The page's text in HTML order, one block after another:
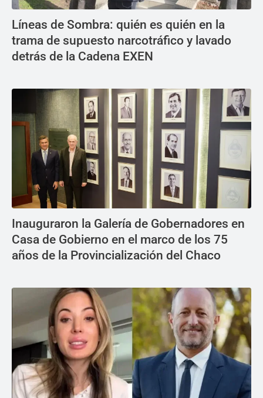
Líneas de Sombra: quién es quién en la
trama de supuesto narcotráfico y lavado
detrás de la Cadena EXEN
Inauguraron la Galería de Gobernadores en
Casa de Gobierno en el marco de los 75
años de la Provincialización del Chaco